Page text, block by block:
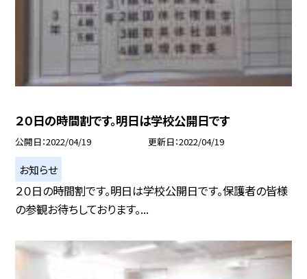
２０日の時間割です。明日は学校公開日です
公開日 2022/04/19 更新日 2022/04/19
お知らせ
２０日の時間割です。明日は学校公開日です。保護者の皆様
の参観お待ちしております。...